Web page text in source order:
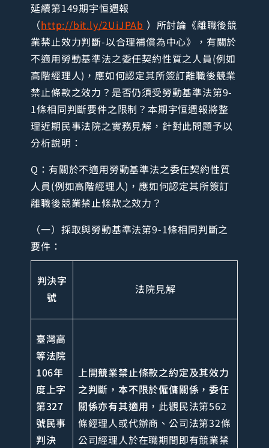
延續第149期宇恒週報
（http://bit.ly/2UiJPAb ）所討論《離職後競
業禁止效力判斷-以合理補償為中心》，有關於
不適用勞動基準法之委任契約性質之人員(例如
高階經理人)，應如何認定其所簽訂離職後競業
禁止條款之效力？是否仍須受勞動基準法第9-
1條相同判斷要件之限制？本期宇恒週報將整
理近期民事法院之實務見解，針對此問題予以
分析說明：
Q：有關於不適用勞動基準法之委任契約性質
人員(例如高階經理人)，應如何認定其所簽訂
離職後競業禁止條款之效力？
（一）採取與勞動基準法第9-1條相同判斷之
要件：
判決字
號
法院見解
臺灣高
等法院
106年
度上字
第327
號民事
判決
上開競業禁止條款之約定及其效力
之判斷，本不限於僱傭關係，委任
關係亦有其適用 ，此觀民法第562
條經理人或代辦商、公司法第32條
公司經理人於在職期間即有競業禁